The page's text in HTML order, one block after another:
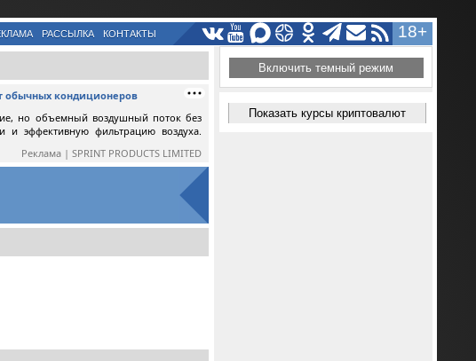
18+
РАССЫЛКА КОНТАКТЫ
обычных кондиционеров
но объемный воздушный поток без
и эффективную фильтрацию воздуха.
Реклама | SPRINT PRODUCTS LIMITED
Включить темный режим
Показать курсы криптовалют